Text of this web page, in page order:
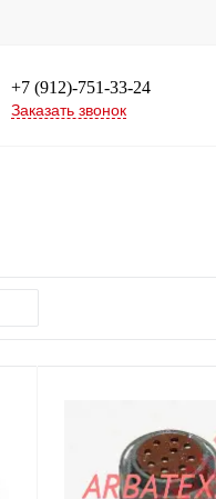
+7 (912)-751-33-24
Заказать звонок